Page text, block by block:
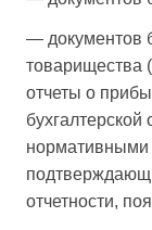
— документов
товарищества
отчеты о
нормативными
отчетности,